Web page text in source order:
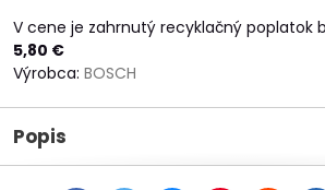
V cene je zahrnutý recyklačný poplatok
5,80 €
Výrobca: BOSCH
Popis